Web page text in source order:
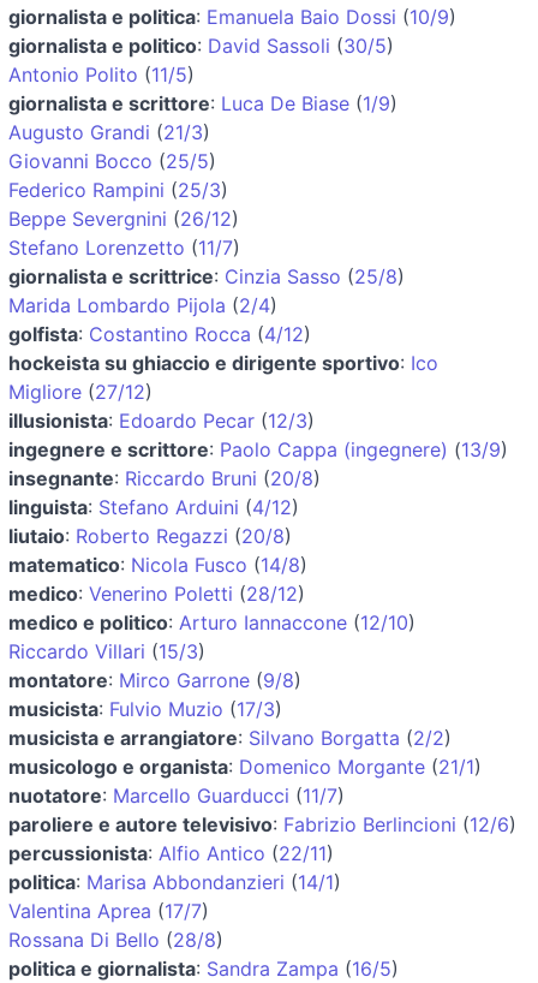
giornalista e politica: Emanuela Baio Dossi (10/9)
giornalista e politico: David Sassoli (30/5)
Antonio Polito (11/5)
giornalista e scrittore: Luca De Biase (1/9)
Augusto Grandi (21/3)
Giovanni Bocco (25/5)
Federico Rampini (25/3)
Beppe Severgnini (26/12)
Stefano Lorenzetto (11/7)
giornalista e scrittrice: Cinzia Sasso (25/8)
Marida Lombardo Pijola (2/4)
golfista: Costantino Rocca (4/12)
hockeista su ghiaccio e dirigente sportivo: Ico
Migliore (27/12)
illusionista: Edoardo Pecar (12/3)
ingegnere e scrittore: Paolo Cappa (ingegnere) (13/9)
insegnante: Riccardo Bruni (20/8)
linguista: Stefano Arduini (4/12)
liutaio: Roberto Regazzi (20/8)
matematico: Nicola Fusco (14/8)
medico: Venerino Poletti (28/12)
medico e politico: Arturo Iannaccone (12/10)
Riccardo Villari (15/3)
montatore: Mirco Garrone (9/8)
musicista: Fulvio Muzio (17/3)
musicista e arrangiatore: Silvano Borgatta (2/2)
musicologo e organista: Domenico Morgante (21/1)
nuotatore: Marcello Guarducci (11/7)
paroliere e autore televisivo: Fabrizio Berlincioni (12/6)
percussionista: Alfio Antico (22/11)
politica: Marisa Abbondanzieri (14/1)
Valentina Aprea (17/7)
Rossana Di Bello (28/8)
politica e giornalista: Sandra Zampa (16/5)